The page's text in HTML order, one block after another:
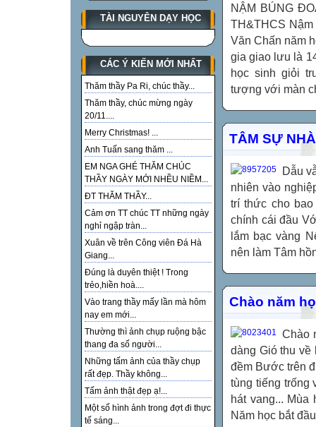
TÀI NGUYÊN DẠY HỌC
CÁC Ý KIẾN MỚI NHẤT
Thăm thầy Pa Ri, chúc thầy...
Thăm thầy, chúc mừng ngày
20/11....
Merry Christmas! ...
Anh Tuấn sang thăm ...
EM NGA GHÉ THĂM CHÚC
THẦY NGÀY MỚI NHỀU NIỀM...
ĐT THĂM THẦY...
Cảm ơn TT chúc TT những ngày
nghỉ ngập tràn...
Xuân về trên Công viên Đá Hà
Giang...
Đúng là duyên thiệt ! Trong
trẻo,hiền hoà....
Vào trang thầy mấy lần mà hôm
nay em mới...
Thường thì ảnh chụp ruộng bậc
thang đa số người...
Những tấm ảnh của thầy chụp
rất đẹp. Thầy không...
Tấm ảnh thật đẹp ạ!...
Một số hình ảnh trong đợt đi thực
tế sáng...
NẬM BÚNG
TH&THCS
Văn Chấn năm
gia giao lưu là
học sinh giỏi
tượng với màn
TÂM SỰ
Dẫu
nhiên vào
trí thức cho
chính cái đầu
lắm bạc vàng
nên làm Tâm
Chào năm
Chào
dàng Gió thu về
đềm Bước trên
tùng tiếng trống
hát vang...
Năm học bắt